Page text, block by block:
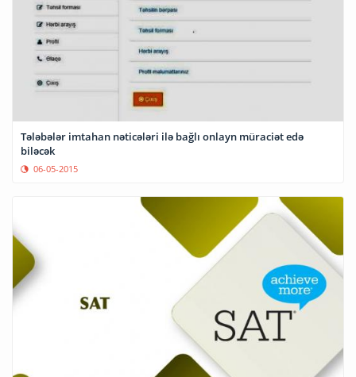
Tələbələr imtahan nəticələri ilə bağlı onlayn müraciət edə
biləcək
06-05-2015